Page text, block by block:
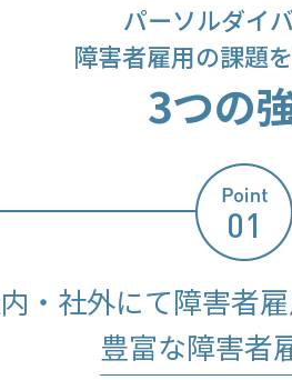
パーソルダイ
障害者雇用の課題
3つの
・社外にて障害者
豊富な障害者